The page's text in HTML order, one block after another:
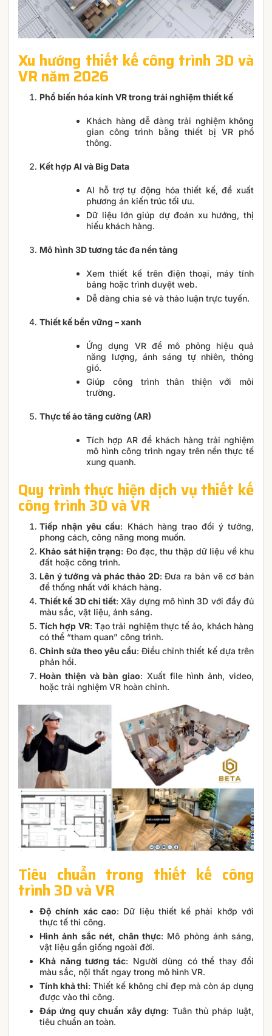
Xu hướng thiết kế công trình 3D và
VR năm 2026
Phổ biến hóa kính VR trong trải nghiệm thiết kế
Khách hàng dễ dàng trải nghiệm không
gian công trình bằng thiết bị VR phổ
thông.
Kết hợp AI và Big Data
AI hỗ trợ tự động hóa thiết kế, đề xuất
phương án kiến trúc tối ưu.
Dữ liệu lớn giúp dự đoán xu hướng, thị
hiếu khách hàng.
Mô hình 3D tương tác đa nền tảng
Xem thiết kế trên điện thoại, máy tính
bảng hoặc trình duyệt web.
Dễ dàng chia sẻ và thảo luận trực tuyến.
Thiết kế bền vững – xanh
Ứng dụng VR để mô phỏng hiệu quả
năng lượng, ánh sáng tự nhiên, thông
gió.
Giúp công trình thân thiện với môi
trường.
Thực tế ảo tăng cường (AR)
Tích hợp AR để khách hàng trải nghiệm
mô hình công trình ngay trên nền thực tế
xung quanh.
Quy trình thực hiện dịch vụ thiết kế
công trình 3D và VR
Tiếp nhận yêu cầu: Khách hàng trao đổi ý tưởng,
phong cách, công năng mong muốn.
Khảo sát hiện trạng: Đo đạc, thu thập dữ liệu về khu
đất hoặc công trình.
Lên ý tưởng và phác thảo 2D: Đưa ra bản vẽ cơ bản
để thống nhất với khách hàng.
Thiết kế 3D chi tiết: Xây dựng mô hình 3D với đầy đủ
màu sắc, vật liệu, ánh sáng.
Tích hợp VR: Tạo trải nghiệm thực tế ảo, khách hàng
có thể “tham quan” công trình.
Chỉnh sửa theo yêu cầu: Điều chỉnh thiết kế dựa trên
phản hồi.
Hoàn thiện và bàn giao: Xuất file hình ảnh, video,
hoặc trải nghiệm VR hoàn chỉnh.
Tiêu chuẩn trong thiết kế công
trình 3D và VR
Độ chính xác cao: Dữ liệu thiết kế phải khớp với
thực tế thi công.
Hình ảnh sắc nét, chân thực: Mô phỏng ánh sáng,
vật liệu gần giống ngoài đời.
Khả năng tương tác: Người dùng có thể thay đổi
màu sắc, nội thất ngay trong mô hình VR.
Tính khả thi: Thiết kế không chỉ đẹp mà còn áp dụng
được vào thi công.
Đáp ứng quy chuẩn xây dựng: Tuân thủ pháp luật,
tiêu chuẩn an toàn.